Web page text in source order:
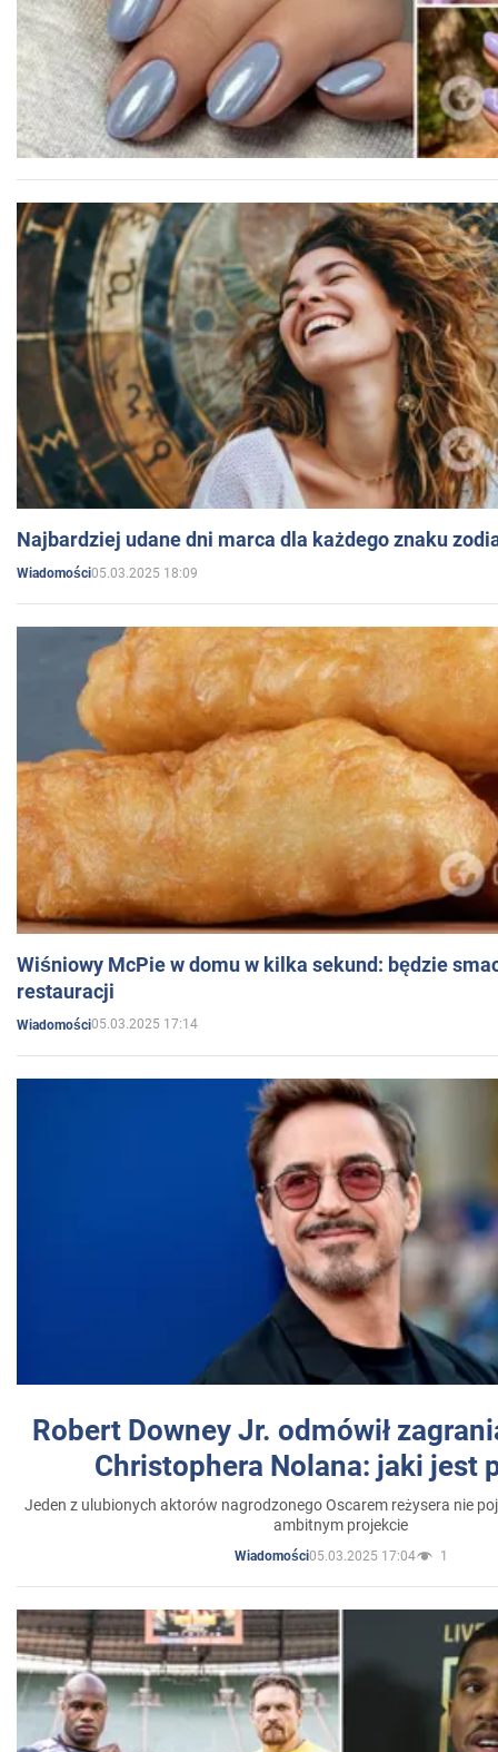
Najbardziej udane dni marca dla każdego znaku
Wiadomości05.03.2025 18:09
Wiśniowy McPie w domu w kilka sekund: będzie
restauracji
Wiadomości05.03.2025 17:14
Robert Downey Jr. odmówił
Christophera Nolana: jaki jest
Jeden z ulubionych aktorów nagrodzonego Oscarem reżysera nie
ambitnym projekcie
Wiadomości05.03.2025 17:04 1